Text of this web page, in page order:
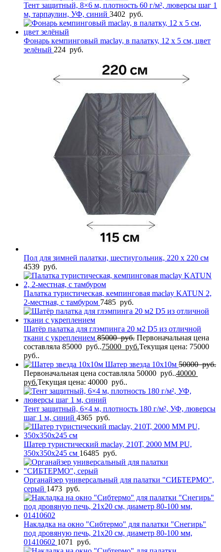
Тент защитный, 8×6 м, плотность 60 г/м², люверсы шаг 1
м, тарпаулин, УФ, синий 3402 руб.
Фонарь кемпинговый maclay, в палатку, 12 х 5 см, цвет
зелёный 224 руб.
Пол для зимней палатки, шестиугольник, 220 х 220 см
4539 руб.
Палатка туристическая, кемпинговая maclay KATUN 2,
2-местная, с тамбуром 7485 руб.
Шатёр палатка для глэмпинга 20 м2 D5 из отличной
ткани с укреплением 85000руб. Первоначальная цена
составляла 85000 руб..75000 руб.Текущая цена: 75000
руб..
Шатер звезда 10х10м 50000руб.
Первоначальная цена составляла 50000 руб..40000
руб.Текущая цена: 40000 руб..
Тент защитный, 6×4 м, плотность 180 г/м², УФ, люверсы
шаг 1 м, синий 4365 руб.
Шатер туристический maclay, 210Т, 2000 MM PU,
350х350х245 см 16485 руб.
Органайзер универсальный для палатки "СИБТЕРМО",
серый 1473 руб.
Накладка на окно "Сибтермо" для палатки "Снегирь"
под дровяную печь, 21х20 см, диаметр 80-100 мм,
01410602 1071 руб.